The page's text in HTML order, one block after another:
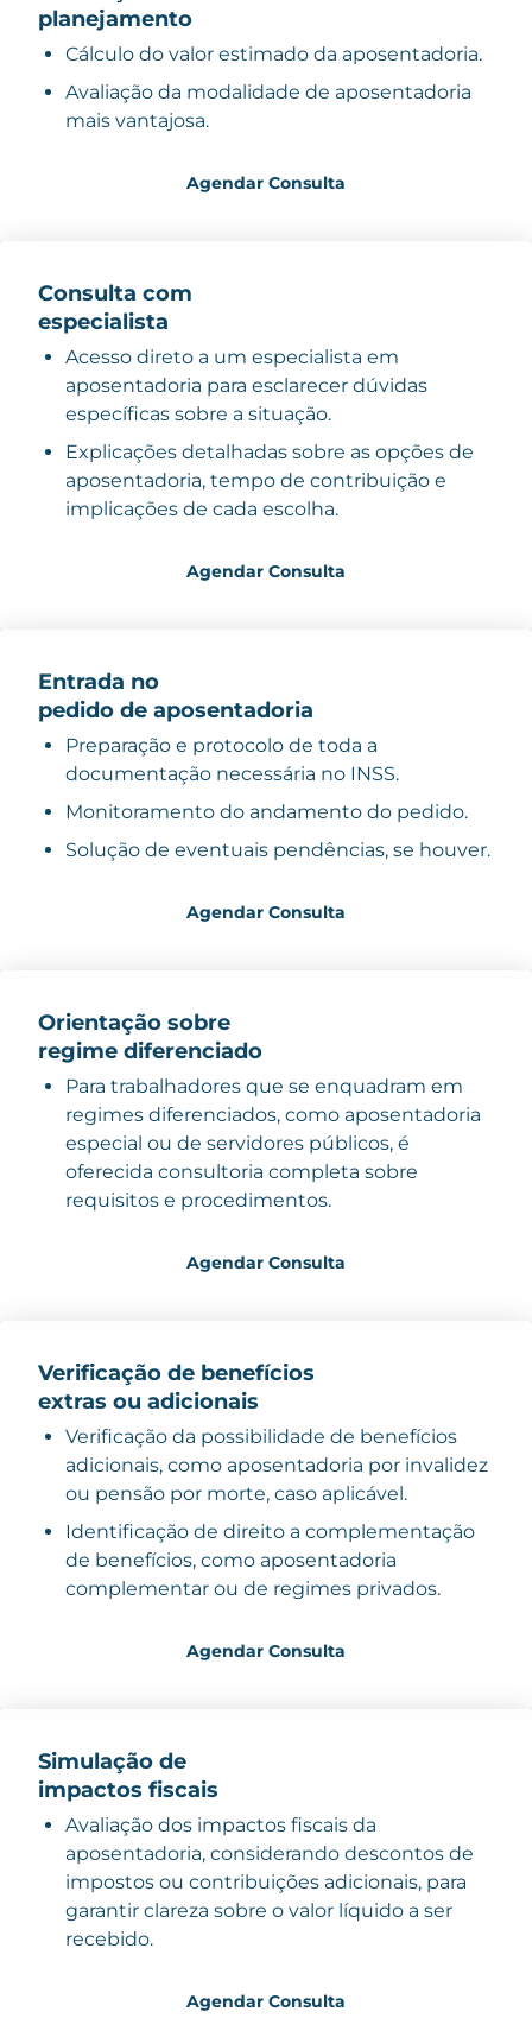
planejamento
Cálculo do valor estimado da aposentadoria.
Avaliação da modalidade de aposentadoria
mais vantajosa.
Agendar Consulta
Consulta com
especialista
Acesso direto a um especialista em
aposentadoria para esclarecer dúvidas
específicas sobre a situação.
Explicações detalhadas sobre as opções de
aposentadoria, tempo de contribuição e
implicações de cada escolha.
Agendar Consulta
Entrada no
pedido de aposentadoria
Preparação e protocolo de toda a
documentação necessária no INSS.
Monitoramento do andamento do pedido.
Solução de eventuais pendências, se houver.
Agendar Consulta
Orientação sobre
regime diferenciado
Para trabalhadores que se enquadram em
regimes diferenciados, como aposentadoria
especial ou de servidores públicos, é
oferecida consultoria completa sobre
requisitos e procedimentos.
Agendar Consulta
Verificação de benefícios
extras ou adicionais
Verificação da possibilidade de benefícios
adicionais, como aposentadoria por invalidez
ou pensão por morte, caso aplicável.
Identificação de direito a complementação
de benefícios, como aposentadoria
complementar ou de regimes privados.
Agendar Consulta
Simulação de
impactos fiscais
Avaliação dos impactos fiscais da
aposentadoria, considerando descontos de
impostos ou contribuições adicionais, para
garantir clareza sobre o valor líquido a ser
recebido.
Agendar Consulta